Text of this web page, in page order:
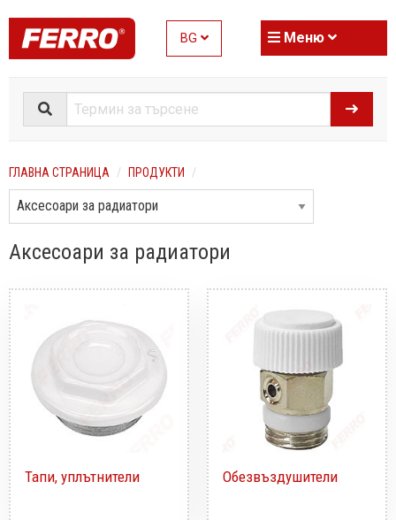
BG Меню
ГЛАВНА СТРАНИЦА ПРОДУКТИ
Аксесоари за радиатори
Тапи, уплътнители Обезвъздушители